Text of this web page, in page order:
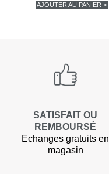
AJOUTER AU PANIER >
SATISFAIT OU
REMBOURSÉ
Echanges gratuits en
magasin